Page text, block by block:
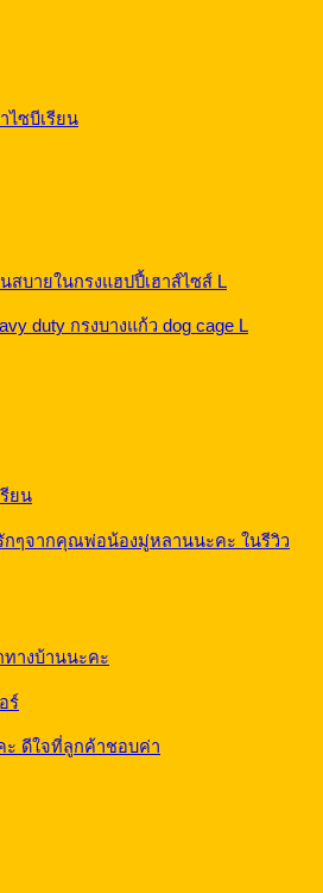
สบายในกรงแฮปปี้เฮาส์ไซส์ L
ๆจากคุณพ่อน้องมู่หลานนะคะ ในรีวิว
างบ้านนะคะ
ดีใจที่ลูกค้าชอบค่า